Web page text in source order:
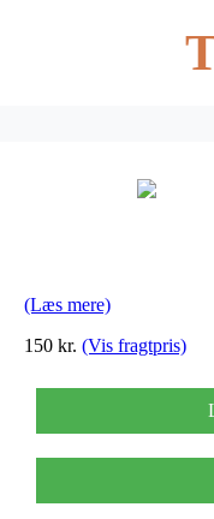
(Læs mere)
150 kr. (Vis fragtpris)